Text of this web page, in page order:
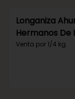
Longaniza
Hermanos De
296)
Venta por 1/4 kg.